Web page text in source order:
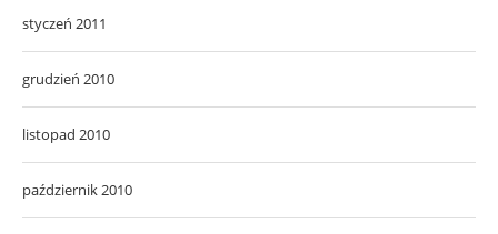
styczeń 2011
grudzień 2010
listopad 2010
październik 2010